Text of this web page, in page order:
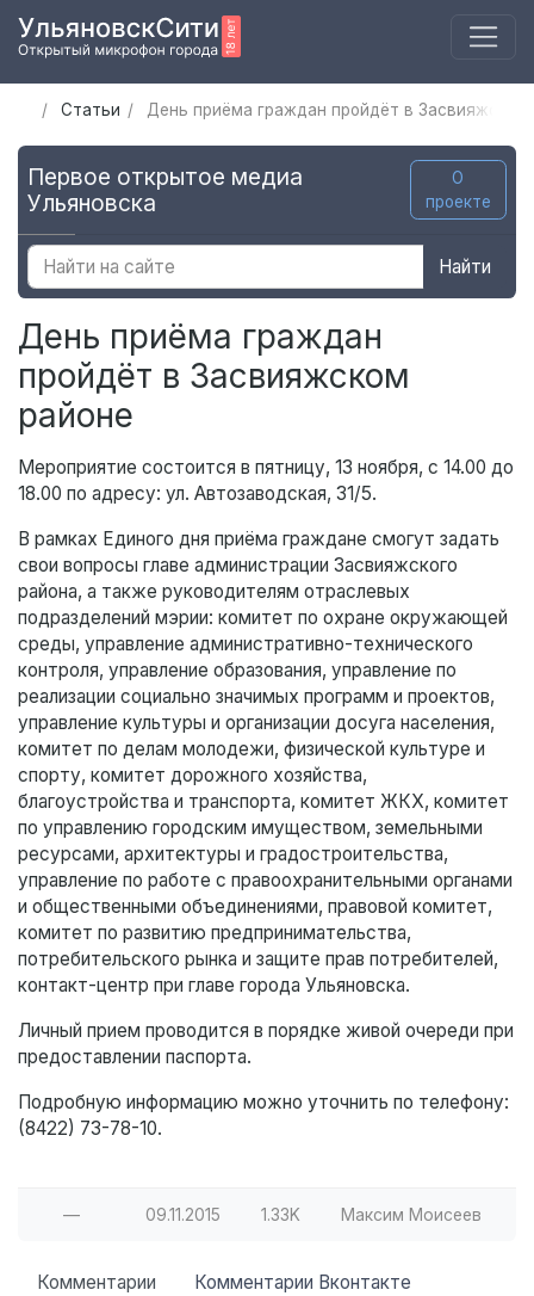
Статьи День приёма граждан пройдёт в Засвияжском
Первое открытое медиа
Ульяновска
О
проекте
Найти
День приёма граждан
пройдёт в Засвияжском
районе
Мероприятие состоится в пятницу, 13 ноября, с 14.00 до
18.00 по адресу: ул. Автозаводская, 31/5.
В рамках Единого дня приёма граждане смогут задать
свои вопросы главе администрации Засвияжского
района, а также руководителям отраслевых
подразделений мэрии: комитет по охране окружающей
среды, управление административно-технического
контроля, управление образования, управление по
реализации социально значимых программ и проектов,
управление культуры и организации досуга населения,
комитет по делам молодежи, физической культуре и
спорту, комитет дорожного хозяйства,
благоустройства и транспорта, комитет ЖКХ, комитет
по управлению городским имуществом, земельными
ресурсами, архитектуры и градостроительства,
управление по работе с правоохранительными органами
и общественными объединениями, правовой комитет,
комитет по развитию предпринимательства,
потребительского рынка и защите прав потребителей,
контакт-центр при главе города Ульяновска.
Личный прием проводится в порядке живой очереди при
предоставлении паспорта.
Подробную информацию можно уточнить по телефону:
(8422) 73-78-10.
— 09.11.2015 1.33K Максим Моисеев
Комментарии Комментарии Вконтакте